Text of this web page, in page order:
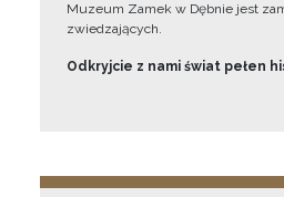
Muzeum Zamek w Dębnie jest
zwiedzających.
Odkryjcie z nami świat pełen